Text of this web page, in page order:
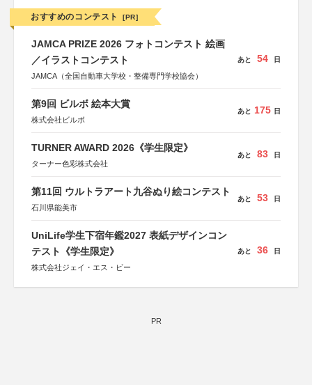
おすすめのコンテスト [PR]
JAMCA PRIZE 2026 フォトコンテスト 絵画
／イラストコンテスト
JAMCA（全国自動車大学校・整備専門学校協会）
あと 54 日
第9回 ビルボ 絵本大賞
株式会社ビルボ
あと 175 日
TURNER AWARD 2026《学生限定》
ターナー色彩株式会社
あと 83 日
第11回 ウルトラアート九谷ぬり絵コンテスト
石川県能美市
あと 53 日
UniLife学生下宿年鑑2027 表紙デザインコン
テスト《学生限定》
株式会社ジェイ・エス・ビー
あと 36 日
PR